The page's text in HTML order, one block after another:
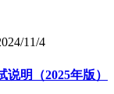
11/4
明（2025年版）